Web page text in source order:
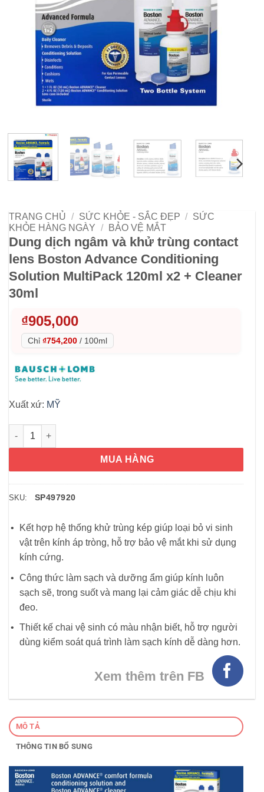
TRANG CHỦ / SỨC KHỎE - SẮC ĐẸP / SỨC
KHỎE HÀNG NGÀY / BẢO VỆ MẮT
Dung dịch ngâm và khử trùng contact
lens Boston Advance Conditioning
Solution MultiPack 120ml x2 + Cleaner
30ml
₫905,000
Chỉ ₫754,200 / 100ml
Xuất xứ: MỸ
Dung dịch ngâm và khử trùng contact lens Boston Advance
MUA HÀNG
SKU: SP497920
Kết hợp hệ thống khử trùng kép giúp loại bỏ vi sinh
vật trên kính áp tròng, hỗ trợ bảo vệ mắt khi sử dụng
kính cứng.
Công thức làm sạch và dưỡng ẩm giúp kính luôn
sạch sẽ, trong suốt và mang lại cảm giác dễ chịu khi
đeo.
Thiết kế chai vệ sinh có màu nhận biết, hỗ trợ người
dùng kiểm soát quá trình làm sạch kính dễ dàng hơn.
Xem thêm trên FB
MÔ TẢ
THÔNG TIN BỔ SUNG